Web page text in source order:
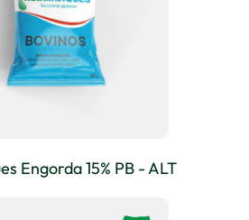
Engorda 15% PB - ALT